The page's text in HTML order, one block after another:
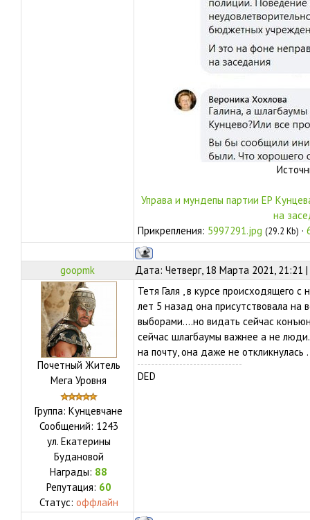
Управа и мундепы партии ЕР
на
Прикрепления: 5997291.jpg (29.2 Kb) ·
goopmk Дата: Четверг, 18 Марта 2021, 21:21
Почетный Житель
Мега Уровня
Группа: Кунцевчане
Сообщений: 1243
ул. Екатерины
Будановой
Награды: 88
Репутация: 60
Статус: оффлайн
Тетя Галя , в курсе происходящего
лет 5 назад она присутствовала
выборами....но видать сейчас
сейчас шлагбаумы важнее а не
на почту, она даже не откликнулась .
DED